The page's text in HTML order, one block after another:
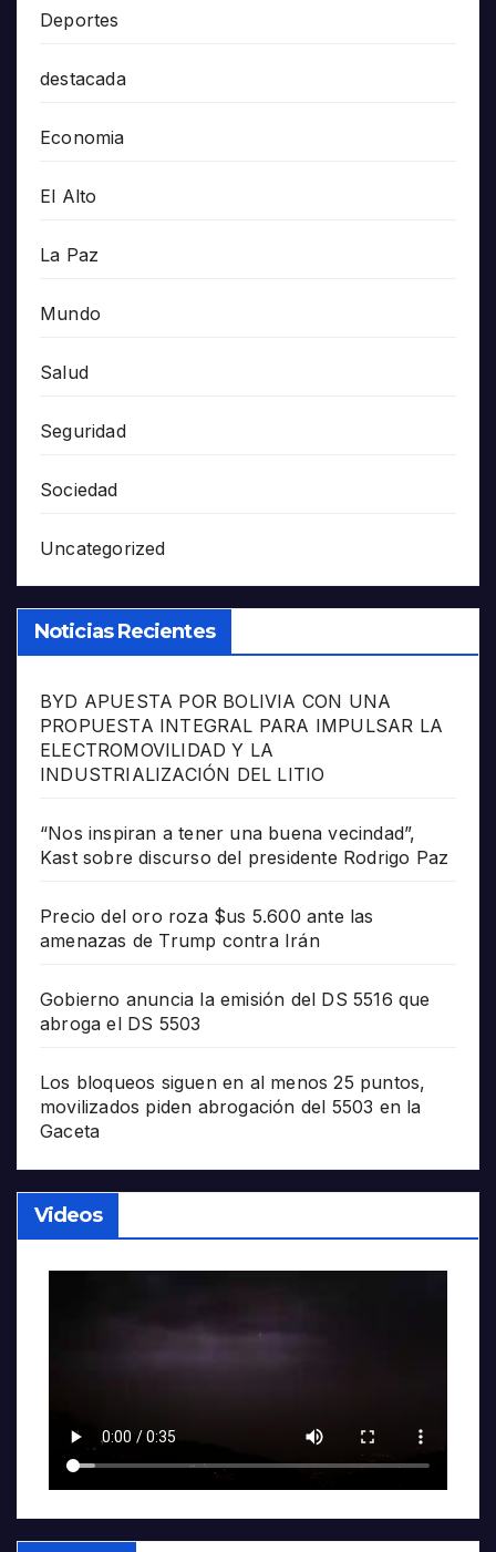
Deportes
destacada
Economia
El Alto
La Paz
Mundo
Salud
Seguridad
Sociedad
Uncategorized
Noticias Recientes
BYD APUESTA POR BOLIVIA CON UNA
PROPUESTA INTEGRAL PARA IMPULSAR LA
ELECTROMOVILIDAD Y LA
INDUSTRIALIZACIÓN DEL LITIO
“Nos inspiran a tener una buena vecindad”,
Kast sobre discurso del presidente Rodrigo Paz
Precio del oro roza $us 5.600 ante las
amenazas de Trump contra Irán
Gobierno anuncia la emisión del DS 5516 que
abroga el DS 5503
Los bloqueos siguen en al menos 25 puntos,
movilizados piden abrogación del 5503 en la
Gaceta
Videos